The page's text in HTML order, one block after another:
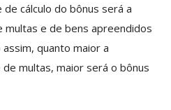
cálculo do bônus será a
e de bens apreendidos
quanto maior a
multas, maior será o bônus